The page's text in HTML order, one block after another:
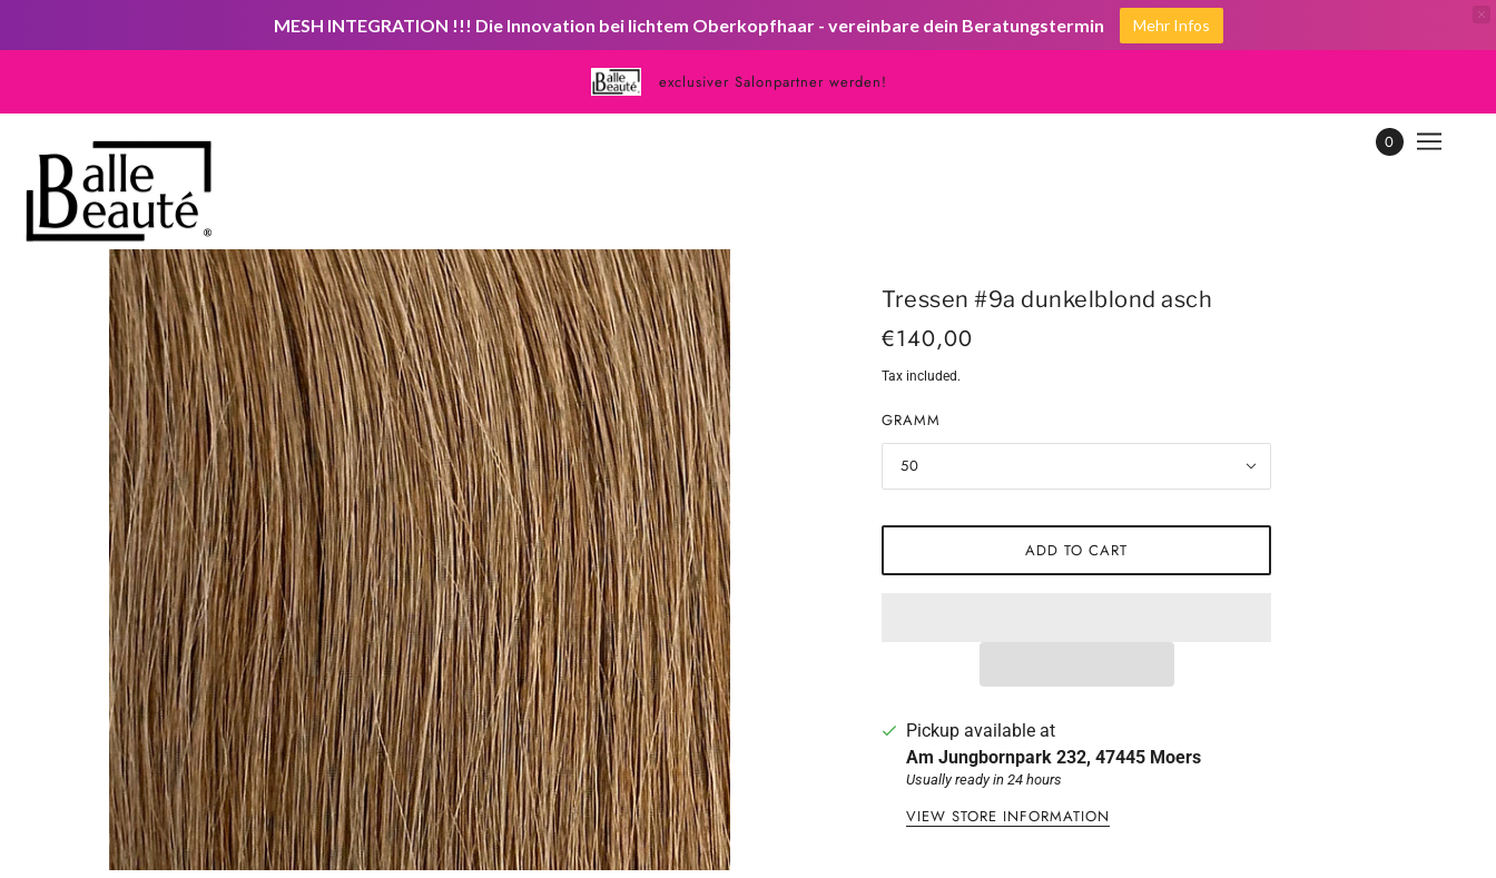
exclusiver Salonpartner werden!
0
Tressen #9a dunkelblond asch
€140,00
Tax included.
GRAMM
50
ADD TO CART
Pickup available at
Am Jungbornpark 232, 47445 Moers
Usually ready in 24 hours
VIEW STORE INFORMATION
MESH INTEGRATION !!! Die Innovation bei lichtem Oberkopfhaar - vereinbare dein Beratungstermin Mehr Infos